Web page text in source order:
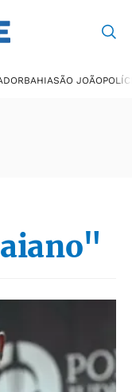
BAHIASÃO JOÃO